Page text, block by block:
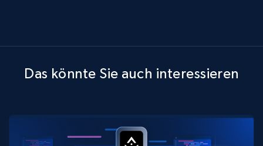
Das könnte Sie auch interessieren